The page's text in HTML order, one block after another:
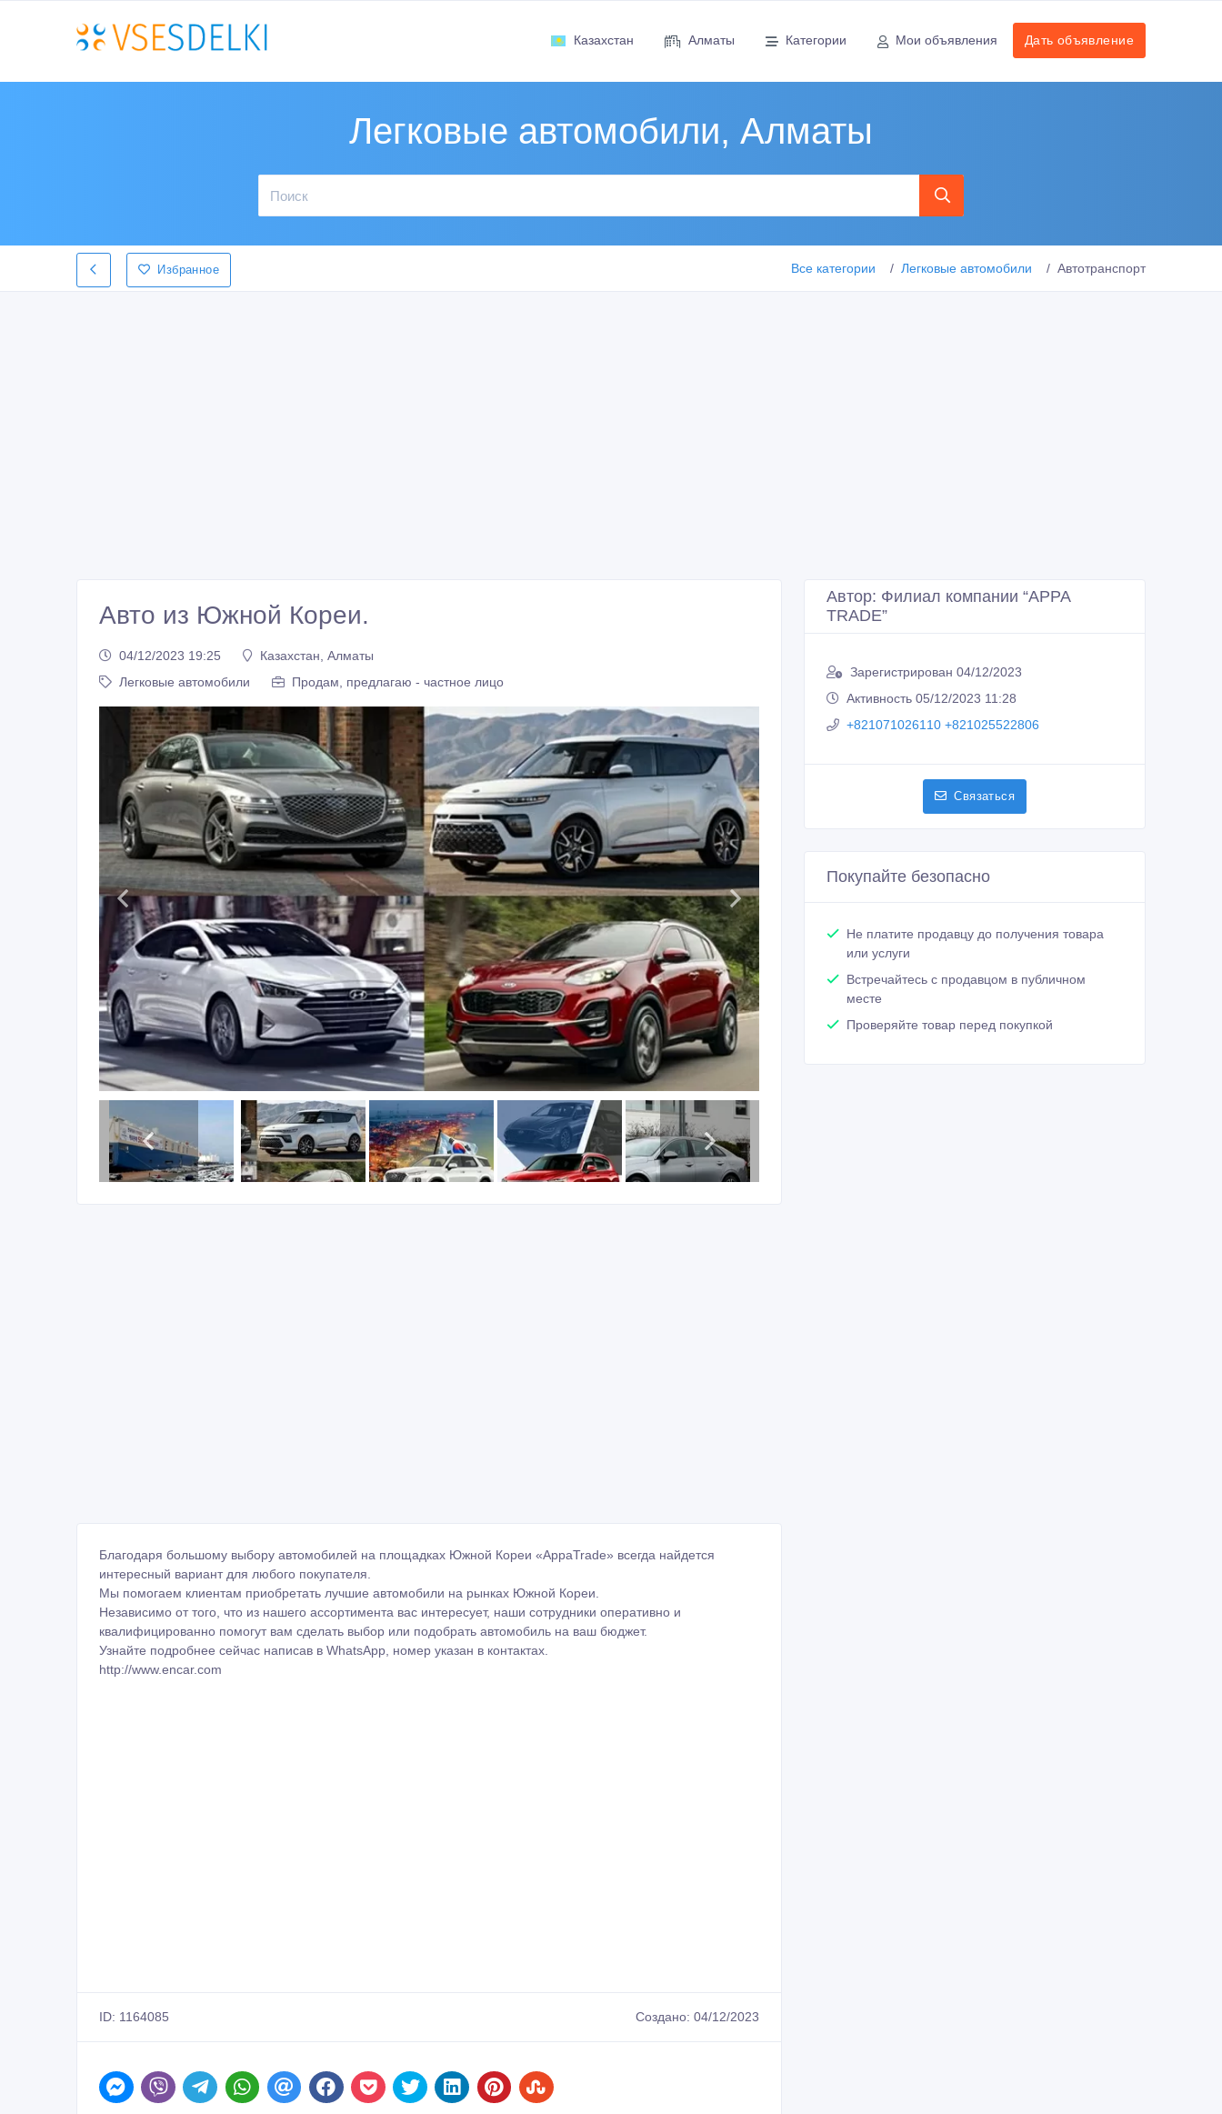
Казахстан Алматы Категории Мои объявления Дать объявление
Легковые автомобили, Алматы
Избранное Все категории Легковые автомобили Автотранспорт
Авто из Южной Кореи.
04/12/2023 19:25
Казахстан, Алматы
Легковые автомобили
Продам, предлагаю - частное лицо
Благодаря большому выбору автомобилей на площадках Южной Кореи «AppaTrade» всегда найдется
интересный вариант для любого покупателя.
Мы помогаем клиентам приобретать лучшие автомобили на рынках Южной Кореи.
Независимо от того, что из нашего ассортимента вас интересует, наши сотрудники оперативно и
квалифицированно помогут вам сделать выбор или подобрать автомобиль на ваш бюджет.
Узнайте подробнее сейчас написав в WhatsApp, номер указан в контактах.
http://www.encar.com
ID: 1164085 Создано: 04/12/2023
Автор: Филиал компании “APPA
TRADE”
Зарегистрирован 04/12/2023
Активность 05/12/2023 11:28
+821071026110 +821025522806
Связаться
Покупайте безопасно
Не платите продавцу до получения товара
или услуги
Встречайтесь с продавцом в публичном
месте
Проверяйте товар перед покупкой